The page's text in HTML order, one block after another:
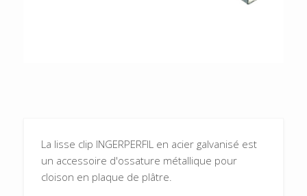
La lisse clip INGERPERFIL en acier galvanisé est
un accessoire d'ossature métallique pour
cloison en plaque de plâtre.